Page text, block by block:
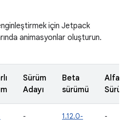
için Jetpack
animasyonlar oluşturun.
Sürüm
Adayı
Beta
sürümü
Alfa
-
1.12.0-
-